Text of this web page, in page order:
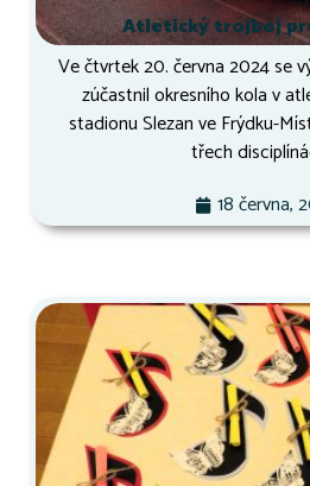
Atletický trojboj
Ve čtvrtek 20. června 2024 se
zúčastnil okresního kola v
stadionu Slezan ve Frýdku-
třech
18 června,